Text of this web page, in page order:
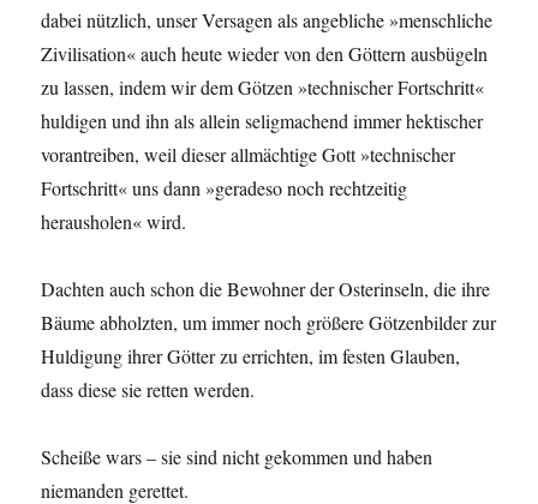
dabei nützlich, unser Versagen als angebliche »menschliche
Zivilisation« auch heute wieder von den Göttern ausbügeln
zu lassen, indem wir dem Götzen »technischer Fortschritt«
huldigen und ihn als allein seligmachend immer hektischer
vorantreiben, weil dieser allmächtige Gott »technischer
Fortschritt« uns dann »geradeso noch rechtzeitig
herausholen« wird.
Dachten auch schon die Bewohner der Osterinseln, die ihre
Bäume abholzten, um immer noch größere Götzenbilder zur
Huldigung ihrer Götter zu errichten, im festen Glauben,
dass diese sie retten werden.
Scheiße wars – sie sind nicht gekommen und haben
niemanden gerettet.